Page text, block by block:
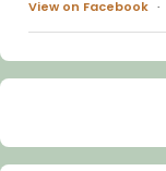
View on Facebook ·
La Carmina
dos mesos, a